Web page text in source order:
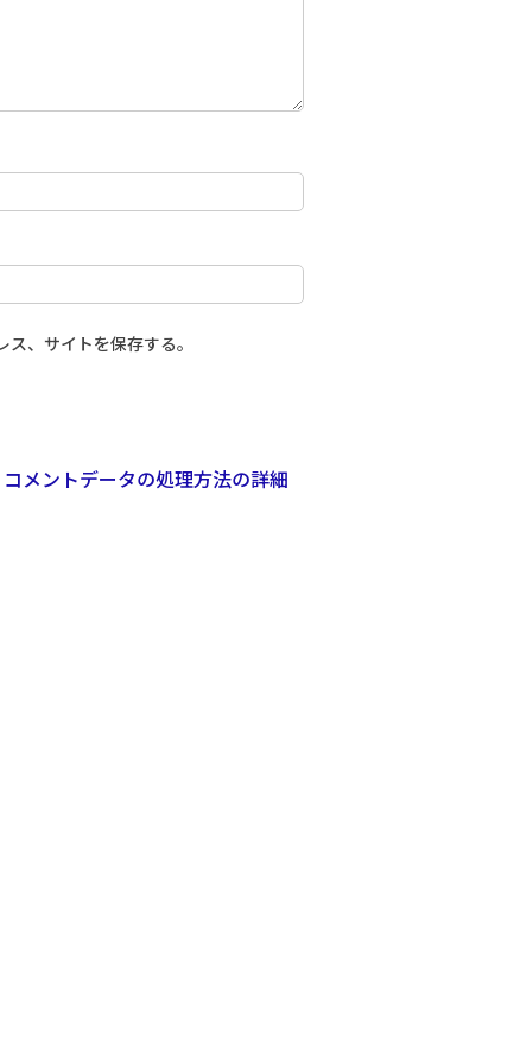
、サイトを保存する。
コメントデータの処理方法の詳細